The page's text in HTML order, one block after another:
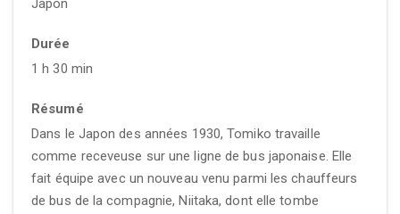
Japon
Durée
1 h 30 min
Résumé
Dans le Japon des années 1930, Tomiko travaille
comme receveuse sur une ligne de bus japonaise. Elle
fait équipe avec un nouveau venu parmi les chauffeurs
de bus de la compagnie, Niitaka, dont elle tombe